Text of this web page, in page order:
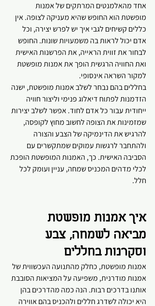
אחד מהאלמנטים המרתקים של אמנות
מופשטת הוא החופש שהיא מעניקה לצופה. אין
כללים קשיחים לגבי איך יש לפרש יצירה, וכל
אדם יכול לראות בה משמעויות שונות. החופש
לבחור את זווית הראייה, את הפרשנות האישית
ואת החוויה הרגשית הופך את אמנות מופשטת
למקור השראה אינסופי.
בחללים בהם נבחר לשלב אמנות מופשטת, ישנה
הזדמנות לפתוח דיאלוג פנימי וליצור חוויה
ייחודית עבור כל אדם לחוד. אפשר לשלב יצירות
שמזמינות את הצופה לחשוב מחוץ לקופסה,
להרגיש את הדינמיקה של הצבע והצורה
ולהתחבר לרגשות עמוקים שמתקשרים עם
הסביבה האישית. כך, האמנות המופשטת הופכת
לכלי מדהים המכניס שמחה, עניין ועומק לכל
חלל.
איך אמנות מופשטת
מביאה לשמחה, צבע
וסקרנות בחללים
אמנות מופשטת, כחלק מהתנועה העכשווית של
אמנות מודרנית, משפיעה על המציאות הסובבת
אותנו בדרכים רבות. הנה כמה מהדרכים בהן
היא יכולה לשדרג חללים ולהכניס בהם אווירה